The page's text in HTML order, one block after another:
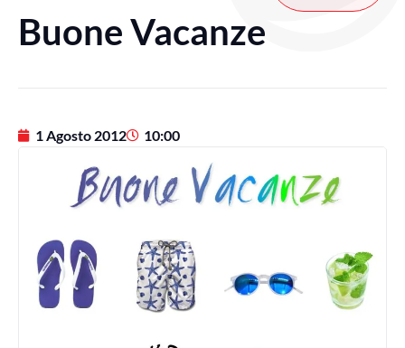
Buone Vacanze
1 Agosto 2012 10:00